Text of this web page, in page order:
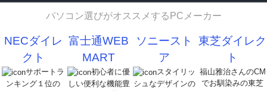
パソコン選びがオススメするPCメーカー
NECダイレ
クト
サポートラ
ンキング１位の
富士通WEB
MART
初心者に優
しい便利な機能豊
ソニースト
ア
スタイリッ
シュなデザインの
東芝ダイレク
ト
福山雅治さんのCM
でお馴染みの東芝